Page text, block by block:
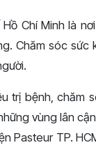
Chí Minh là
Chăm sóc sức
trị bệnh, chăm
vùng lân
Pasteur TP.